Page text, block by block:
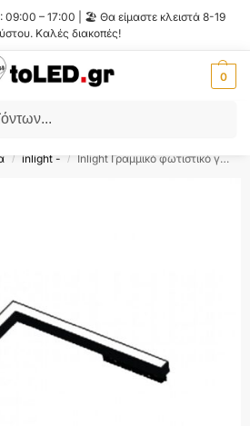
09:00 – 17:00 | 🏖️ Θα είμαστε κλειστά 8-19
Καλές διακοπές!
0
με τον κωδικό
/ inlight - / Inlight Γραμμικό φωτιστικό γωνία LED 24W 3CCT για μαγνητική ράγα σε μαύρη απόχρωση D:30X22X25cm (TM0140-Black)